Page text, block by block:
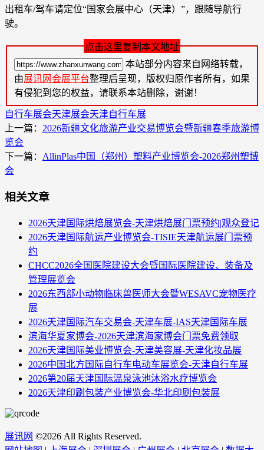
出租车/驾车请定位“国家会展中心（天津）”，跟随导航行
驶。
点击这里复制本文地址
本站部分内容来自网络转载，
由展讯网会展平台整理后呈现，版权归原作者所有，如果
有侵犯到您的权益，请联系本站删除，谢谢！
自行车展会天津展会天津自行车展
上一篇： ​2026新疆文化旅游产业交易博览会暨新疆春季旅游博
览会
下一篇： ​AllinPlas中国（郑州）塑料产业博览会-2026郑州塑博
会
相关文章
2026天津国际烘焙展览会-天津烘焙展门票预约|观众登记
2026天津国际航运产业博览会-TISIE天津航运展门票预
约
CHCC2026全国医院建设大会暨国际医院建设、装备及
管理展览会
2026东西部小动物临床兽医师大会暨WESAVC宠物医疗
展
2026天津国际汽车交易会-天津车展-IAS天津国际车展
滨海华夏家博会-2026天津滨海家博会门票免费领取
2026天津国际美业博览会-天津美容展-天津化妆品展
​2026中国北方国际自行车电动车展览会-天津自行车展
2026第20届天津国际温泉泳池沐浴水疗博览会
2026天津印刷包装产业博览会-华北印刷包装展
展讯网 ©2026 All Rights Reserved.